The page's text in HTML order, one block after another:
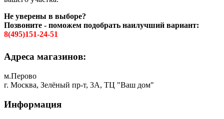
Не уверены в выборе?
Позвоните - поможем подобрать наилучший вариант:
8(495)151-24-51
Адреса магазинов:
м.Перово
г. Москва, Зелёный пр-т, 3А, ТЦ "Ваш дом"
Информация